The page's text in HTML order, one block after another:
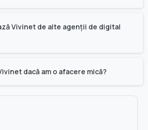
Vivinet de alte agenții de digital
dacă am o afacere mică?